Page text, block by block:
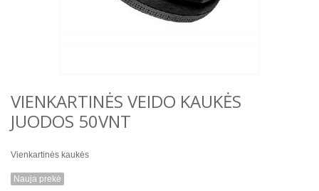
VIENKARTINĖS VEIDO KAUKĖS
JUODOS 50VNT
Vienkartinės kaukės
Nauja prekė